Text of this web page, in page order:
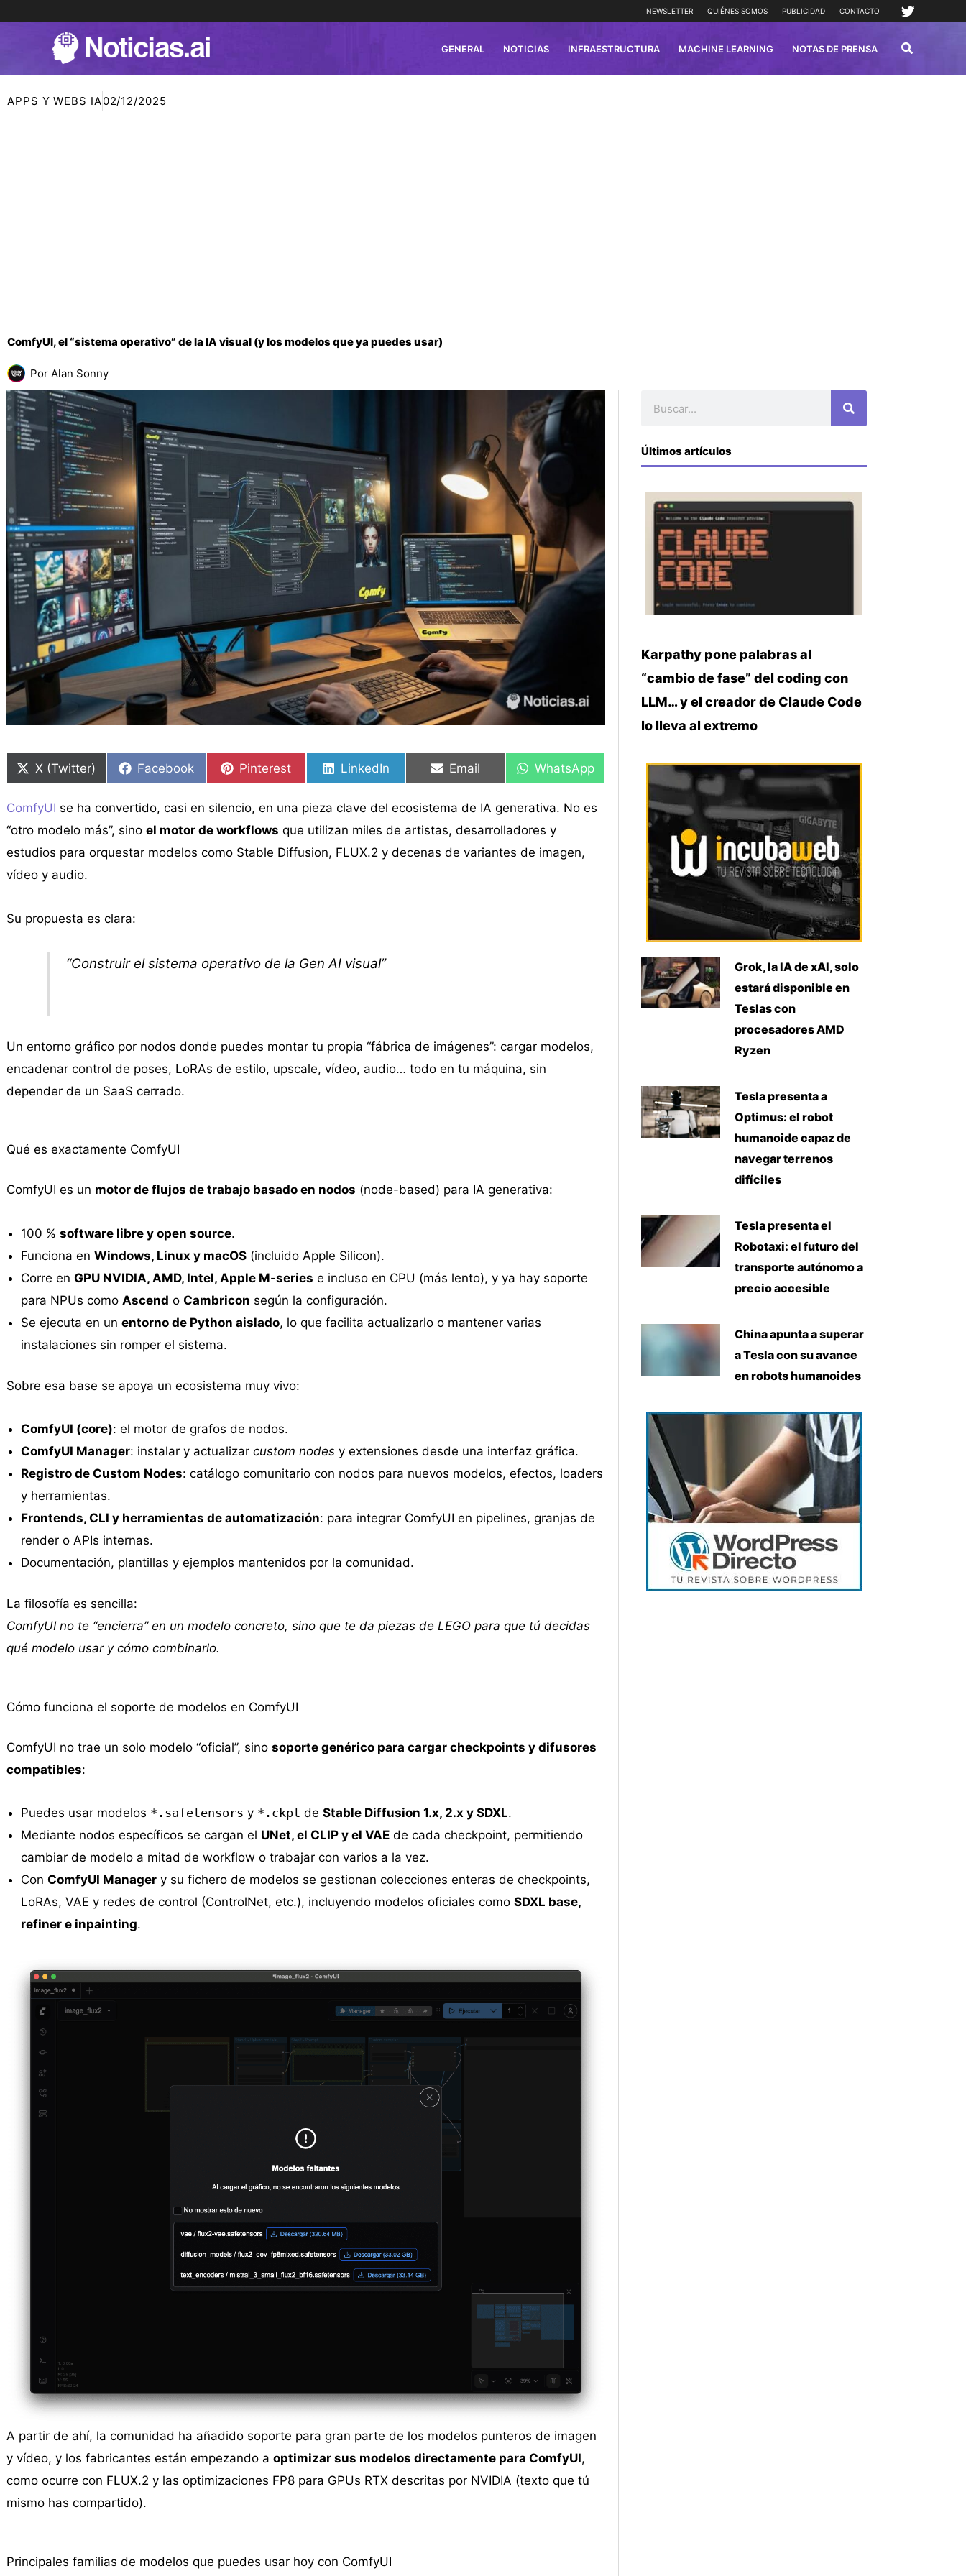
NEWSLETTER QUIÉNES SOMOS PUBLICIDAD CONTACTO
GENERAL NOTICIAS INFRAESTRUCTURA MACHINE LEARNING NOTAS DE PRENSA
APPS Y WEBS IA02/12/2025
ComfyUI, el “sistema operativo” de la IA visual (y los modelos que ya puedes usar)
Por Alan Sonny
en
X (Twitter)
en
Facebook
en
Pinterest
en
LinkedIn
en
Email
en
WhatsApp
ComfyUI se ha convertido, casi en silencio, en una pieza clave del ecosistema de IA generativa. No es
“otro modelo más”, sino el motor de workflows que utilizan miles de artistas, desarrolladores y
estudios para orquestar modelos como Stable Diffusion, FLUX.2 y decenas de variantes de imagen,
vídeo y audio.
Su propuesta es clara:
“Construir el sistema operativo de la Gen AI visual”
Un entorno gráfico por nodos donde puedes montar tu propia “fábrica de imágenes”: cargar modelos,
encadenar control de poses, LoRAs de estilo, upscale, vídeo, audio… todo en tu máquina, sin
depender de un SaaS cerrado.
Qué es exactamente ComfyUI
ComfyUI es un motor de flujos de trabajo basado en nodos (node-based) para IA generativa:
100 % software libre y open source.
Funciona en Windows, Linux y macOS(incluido Apple Silicon).
Corre en GPU NVIDIA, AMD, Intel, Apple M-series e incluso en CPU (más lento), y ya hay soporte
para NPUs como Ascend o Cambricon según la configuración.
Se ejecuta en un entorno de Python aislado, lo que facilita actualizarlo o mantener varias
instalaciones sin romper el sistema.
Sobre esa base se apoya un ecosistema muy vivo:
ComfyUI (core): el motor de grafos de nodos.
ComfyUI Manager: instalar y actualizar custom nodesy extensiones desde una interfaz gráfica.
Registro de Custom Nodes: catálogo comunitario con nodos para nuevos modelos, efectos, loaders
y herramientas.
Frontends, CLI y herramientas de automatización: para integrar ComfyUI en pipelines, granjas de
render o APIs internas.
Documentación, plantillas y ejemplos mantenidos por la comunidad.
La filosofía es sencilla:
ComfyUI no te “encierra” en un modelo concreto, sino que te da piezas de LEGO para que tú decidas
qué modelo usar y cómo combinarlo.
Cómo funciona el soporte de modelos en ComfyUI
ComfyUI no trae un solo modelo “oficial”, sino soporte genérico para cargar checkpoints y difusores
compatibles:
Puedes usar modelos *.safetensors y *.ckpt de Stable Diffusion 1.x, 2.x y SDXL.
Mediante nodos específicos se cargan el UNet, el CLIP y el VAEde cada checkpoint, permitiendo
cambiar de modelo a mitad de workflow o trabajar con varios a la vez.
Con ComfyUI Managery su fichero de modelos se gestionan colecciones enteras de checkpoints,
LoRAs, VAE y redes de control (ControlNet, etc.), incluyendo modelos oficiales como SDXL base,
refiner e inpainting.
A partir de ahí, la comunidad ha añadido soporte para gran parte de los modelos punteros de imagen
y vídeo, y los fabricantes están empezando a optimizar sus modelos directamente para ComfyUI,
como ocurre con FLUX.2 y las optimizaciones FP8 para GPUs RTX descritas por NVIDIA (texto que tú
mismo has compartido).
Principales familias de modelos que puedes usar hoy con ComfyUI
en
en
en
en
en
en
Últimos artículos
Karpathy pone palabras al
“cambio de fase” del coding con
LLM… y el creador de Claude Code
lo lleva al extremo
Grok, la IA de xAI, solo
estará disponible en
Teslas con
procesadores AMD
Ryzen
Tesla presenta a
Optimus: el robot
humanoide capaz de
navegar terrenos
difíciles
Tesla presenta el
Robotaxi: el futuro del
transporte autónomo a
precio accesible
China apunta a superar
a Tesla con su avance
en robots humanoides